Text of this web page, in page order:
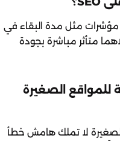
مؤشرات مثل مدة البقاء في
متأثر مباشرة بجودة
الصغيرة
الصغيرة لا تملك هامش خطأ